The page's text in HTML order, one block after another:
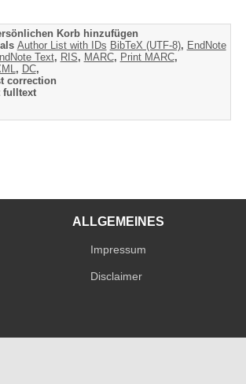
Korb hinzufügen
Author List with IDs BibTeX (UTF-8), EndNote
Text, RIS, MARC, Print MARC,
, DC,
correction
fulltext
ALLGEMEINES
Impressum
Disclaimer